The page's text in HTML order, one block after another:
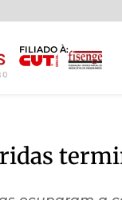
FILIADO À: